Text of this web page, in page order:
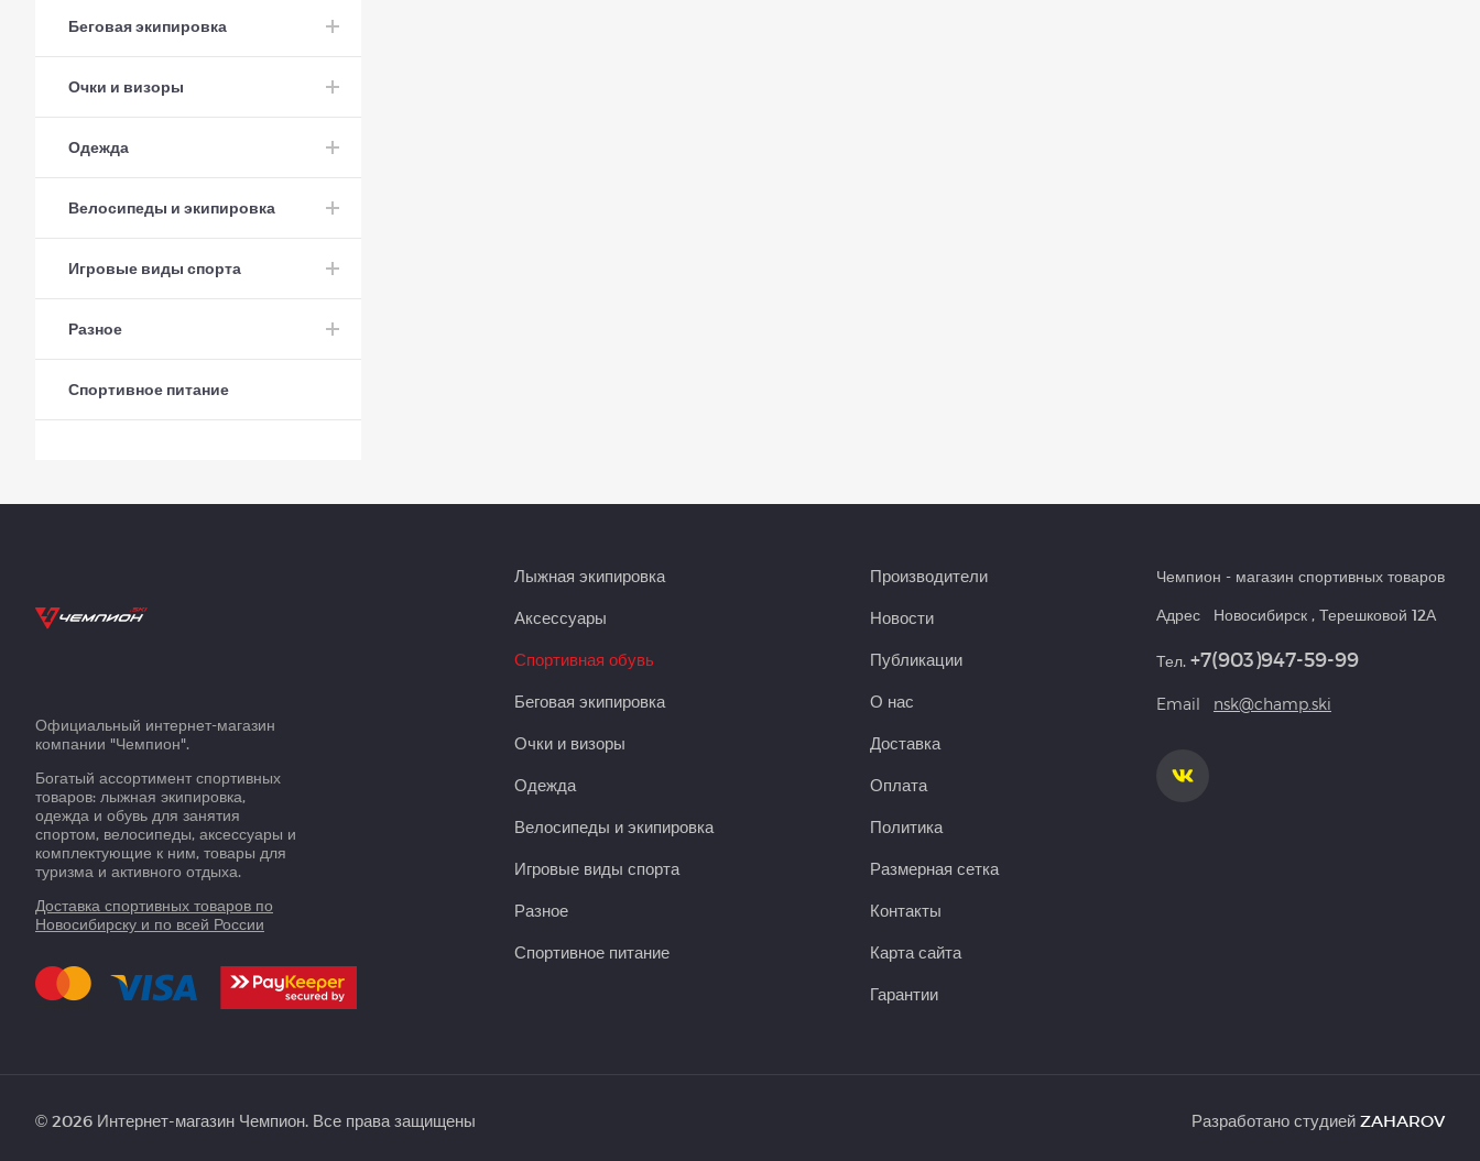
Беговая экипировка
Очки и визоры
Одежда
Велосипеды и экипировка
Игровые виды спорта
Разное
Спортивное питание
Официальный интернет-магазин
компании "Чемпион".
Богатый ассортимент спортивных
товаров: лыжная экипировка,
одежда и обувь для занятия
спортом, велосипеды, аксессуары и
комплектующие к ним, товары для
туризма и активного отдыха.
Доставка спортивных товаров по
Новосибирску и по всей России
Лыжная экипировка
Аксессуары
Спортивная обувь
Беговая экипировка
Очки и визоры
Одежда
Велосипеды и экипировка
Игровые виды спорта
Разное
Спортивное питание
Производители
Новости
Публикации
О нас
Доставка
Оплата
Политика
Размерная сетка
Контакты
Карта сайта
Гарантии
Чемпион - магазин спортивных товаров
Адрес Новосибирск, Терешковой 12А
Тел. +7(903)947-59-99
Email nsk@champ.ski
© 2026 Интернет-магазин Чемпион. Все права защищены Разработано студией ZAHAROV